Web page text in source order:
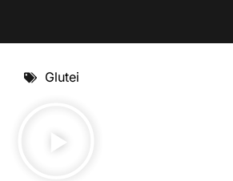
Glutei